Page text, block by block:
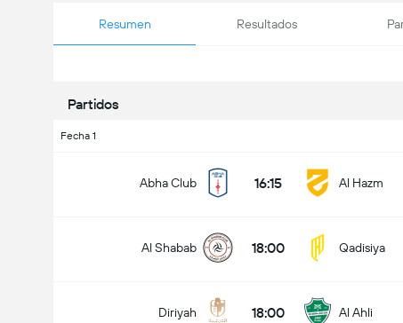
Resumen Resultados
Partidos
Fecha 1
Abha Club 16:15 Al Hazm
Al Shabab 18:00 Qadisiya
Diriyah 18:00 Al Ahli